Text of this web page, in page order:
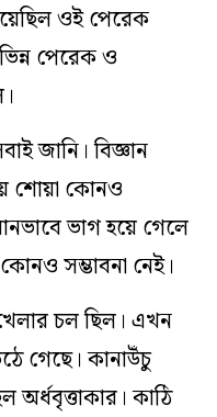
ওই পেরেক
পেরেক ও
জানি। বিজ্ঞান
শোয়া কোনও
ভাগ হয়ে গেলে
সম্ভাবনা নেই।
চল ছিল। এখন
গেছে। কানাউঁচু
অর্ধবৃত্তাকার। কাঠি